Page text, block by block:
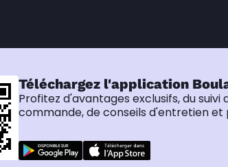
Téléchargez l'application
Profitez d'avantages exclusifs, du suivi
commande, de conseils d'entretien et